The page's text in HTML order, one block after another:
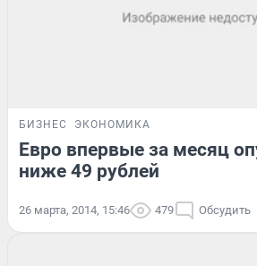
БИЗНЕС ЭКОНОМИКА
Евро впервые за месяц
ниже 49 рублей
26 марта, 2014, 15:46 479 Обсудить